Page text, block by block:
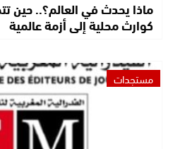
ماذا يحدث في العالم؟.. حين
كوارث محلية إلى أزمة عالمية
مستجدات